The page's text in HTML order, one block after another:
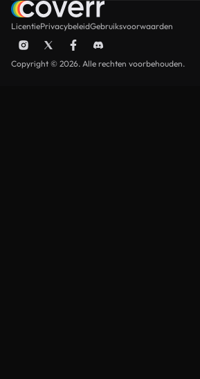
LicentiePrivacybeleidGebruiksvoorwaarden
Copyright © 2026. Alle rechten voorbehouden.